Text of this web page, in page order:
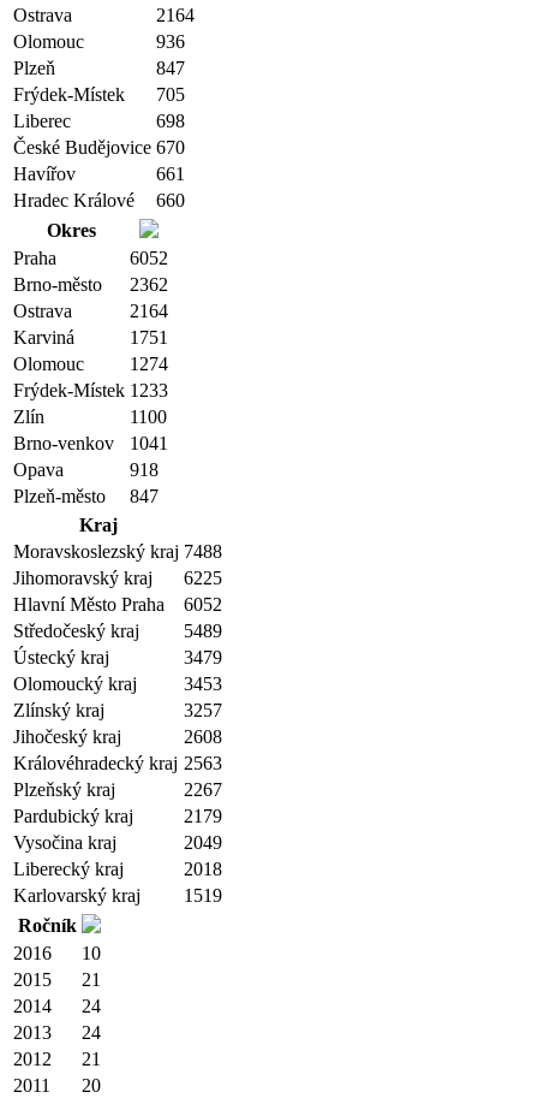
Ostrava
2164
Olomouc
936
Plzeň
847
Frýdek-Místek
705
Liberec
698
České Budějovice 670
Havířov
661
Hradec Králové
660
Okres
Praha
6052
Brno-město
2362
Ostrava
2164
Karviná
1751
Olomouc
1274
Frýdek-Místek 1233
Zlín
1100
Brno-venkov
1041
Opava
918
Plzeň-město
847
Kraj
Moravskoslezský kraj 7488
Jihomoravský kraj
6225
Hlavní Město Praha
6052
Středočeský kraj
5489
Ústecký kraj
3479
Olomoucký kraj
3453
Zlínský kraj
3257
Jihočeský kraj
2608
Královéhradecký kraj 2563
Plzeňský kraj
2267
Pardubický kraj
2179
Vysočina kraj
2049
Liberecký kraj
2018
Karlovarský kraj
1519
Ročník
2016
10
2015
21
2014
24
2013
24
2012
21
2011
20